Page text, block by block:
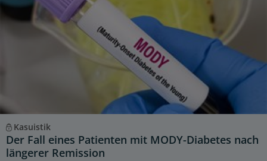
Kasuistik
Der Fall eines Patienten mit MODY-Diabetes nach
längerer Remission